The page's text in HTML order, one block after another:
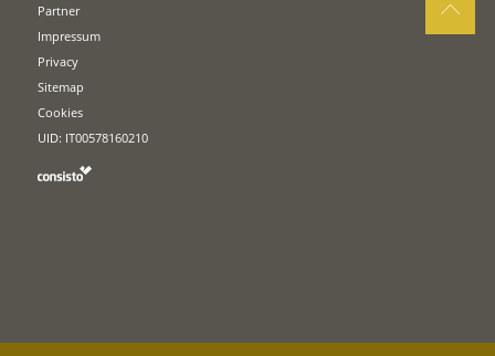
Partner
Impressum
Privacy
Sitemap
Cookies
UID: IT00578160210